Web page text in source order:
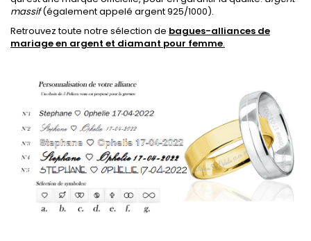
massif(également appelé argent 925/1000).
Retrouvez toute notre sélection de bagues-alliances de
mariage en argent et diamant pour femme.